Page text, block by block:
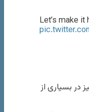
Let’s make it
در بسیاری از